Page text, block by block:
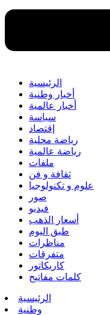
الرئيسية
أخبار وطنية
أخبار عالمية
سياسة
إقتصاد
رياضة محلية
رياضة عالمية
ملفات
ثقافة و فن
علوم و تكنولوجيا
صور
فيديو
أسعار الذهب
طبق اليوم
مناظرات
متفرقات
كاريكاتور
كلمات مفاتيح
الرئيسية
وطنية